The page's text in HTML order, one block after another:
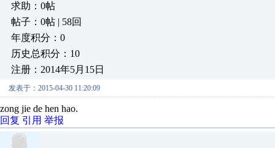
求助：0帖
帖子：0帖 | 58回
年度积分：0
历史总积分：10
注册：2014年5月15日
发表于：2015-04-30 11:20:09
zong jie de hen hao.
回复 引用 举报